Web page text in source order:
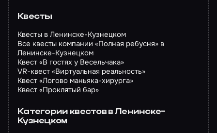
Квесты
Квесты в Ленинске-Кузнецком
Все квесты компании «Полная ребусня» в
Ленинске-Кузнецком
Квест «В гостях у Весельчака»
VR-квест «Виртуальная реальность»
Квест «Логово маньяка-хирурга»
Квест «Проклятый бар»
Категории квестов в Ленинске-
Кузнецком